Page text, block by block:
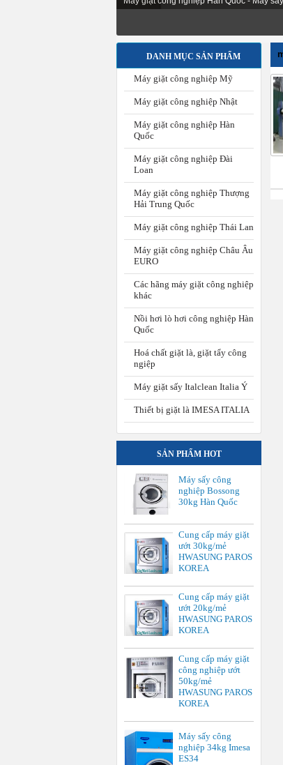
DANH MỤC SẢN PHẨM
Máy giặt công nghiệp Mỹ
Máy giặt công nghiệp Nhật
Máy giặt công nghiệp Hàn
Quốc
Máy giặt công nghiệp Đài
Loan
Máy giặt công nghiệp Thượng
Hải Trung Quốc
Máy giặt công nghiệp Thái Lan
Máy giặt công nghiệp Châu Âu
EURO
Các hãng máy giặt công nghiệp
khác
Nồi hơi lò hơi công nghiệp Hàn
Quốc
Hoá chất giặt là, giặt tẩy công
ngiệp
Máy giặt sấy Italclean Italia Ý
Thiết bị giặt là IMESA ITALIA
SẢN PHẨM HOT
Máy sấy công
nghiệp Bossong
30kg Hàn Quốc
Cung cấp máy giặt
ướt 30kg/mẻ
HWASUNG PAROS
KOREA
Cung cấp máy giặt
ướt 20kg/mẻ
HWASUNG PAROS
KOREA
Cung cấp máy giặt
công nghiệp ướt
50kg/mẻ
HWASUNG PAROS
KOREA
Máy sấy công
nghiệp 34kg Imesa
ES34